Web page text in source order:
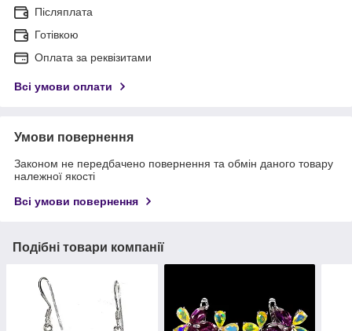
Післяплата
Готівкою
Оплата за реквізитами
Всі умови оплати
Умови повернення
Законом не передбачено повернення та обмін даного товару
належної якості
Всі умови повернення
Подібні товари компанії